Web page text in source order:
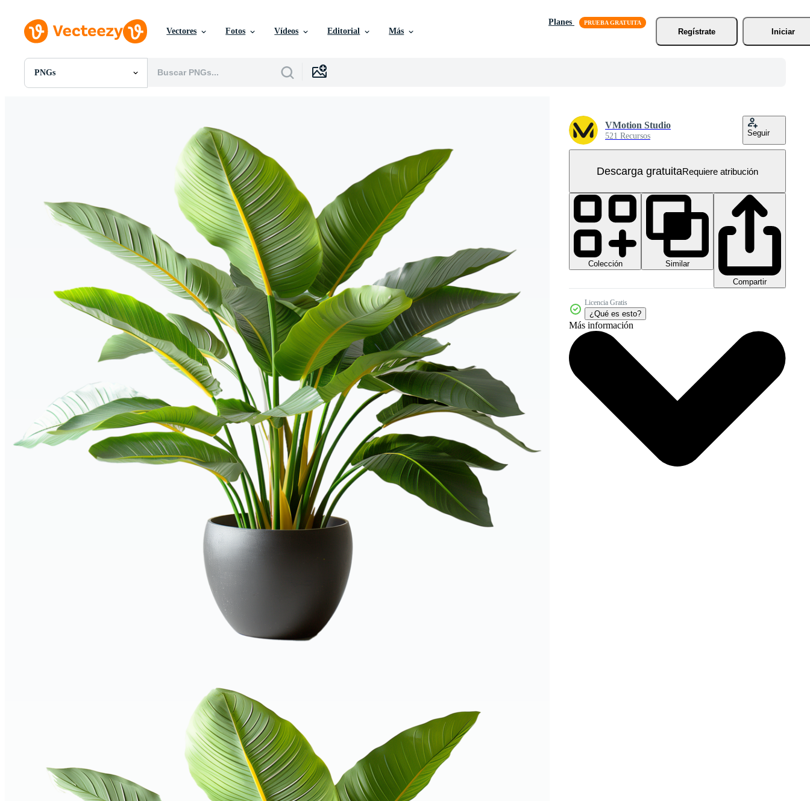
Vectores Fotos Vídeos Editorial Más
Planes
Regístrate
Iniciar
PNGs
Todas Imágenes
Imágenes Editoriales
Eventos Editoriales
VMotion Studio
521 Recursos Seguir
Descarga gratuitaRequiere atribución
Colección
Similar
Compartir
Licencia Gratis
¿Qué es esto?
Más información